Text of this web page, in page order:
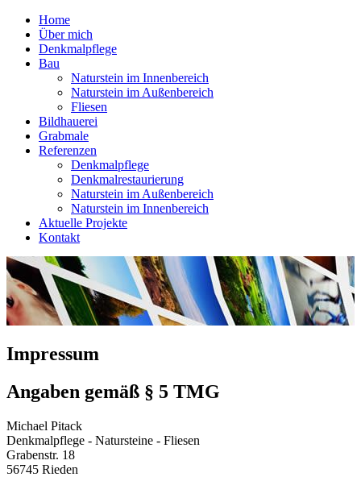
Home
Über mich
Denkmalpflege
Bau
Naturstein im Innenbereich
Naturstein im Außenbereich
Fliesen
Bildhauerei
Grabmale
Referenzen
Denkmalpflege
Denkmalrestaurierung
Naturstein im Außenbereich
Naturstein im Innenbereich
Aktuelle Projekte
Kontakt
Impressum
Angaben gemäß § 5 TMG
Michael Pitack
Denkmalpflege - Natursteine - Fliesen
Grabenstr. 18
56745 Rieden